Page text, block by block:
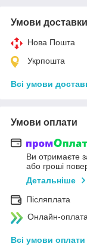
Умови доставки
Нова Пошта
Укрпошта
Всі умови
Умови оплати
Ви отримаєте
або гроші
Детальніше
Післяплата
Онлайн-
Всі умови оплати